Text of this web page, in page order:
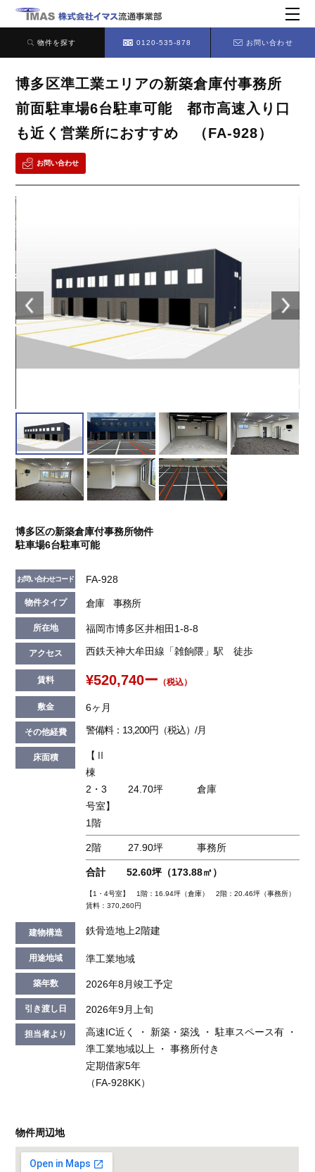
物件を探す 0120-535-878 お問い合わせ
博多区準工業エリアの新築倉庫付事務所
前面駐車場6台駐車可能 都市高速入り口
も近く営業所におすすめ （FA-928）
お問い合わせ
博多区の新築倉庫付事務所物件
駐車場6台駐車可能
お問い合わせコード FA-928
物件タイプ 倉庫 事務所
所在地 福岡市博多区井相田1-8-8
アクセス 西鉄天神大牟田線「雑餉隈」駅 徒歩
賃料 ¥520,740ー （税込）
敷金 6ヶ月
その他経費 警備料：13,200円（税込）/月
床面積
【Ⅱ
棟
2・3
号室】
1階
24.70坪 倉庫
2階 27.90坪 事務所
合計 52.60坪（173.88㎡）
【1・4号室】 1階：16.94坪（倉庫） 2階：20.46坪（事務所）
賃料：370,260円
建物構造 鉄骨造地上2階建
用途地域 準工業地域
築年数 2026年8月竣工予定
引き渡し日 2026年9月上旬
担当者より
高速IC近く ・ 新築・築浅 ・ 駐車スペース有 ・
準工業地域以上 ・ 事務所付き
定期借家5年
（FA-928KK）
物件周辺地